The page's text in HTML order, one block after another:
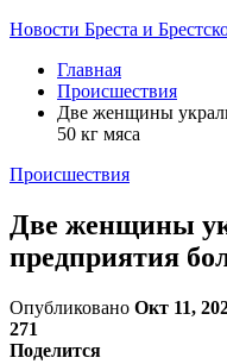
Новости Бреста и
Главная
Происшествия
Две женщины
50 кг мяса
Происшествия
Две женщины
предприятия
Опубликовано Окт 11,
271
Поделится